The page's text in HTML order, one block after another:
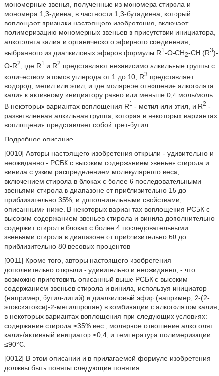
мономерные звенья, полученные из мономера стирола и
мономера 1,3-диена, в частности 1,3-бутадиена, который
воплощает признаки настоящего изобретения, включает
полимеризацию мономерных звеньев в присутствии инициатора,
алкоголята калия и органического эфирного соединения,
выбранного из диалкиловых эфиров формулы R1 -О-СН2-СН (R3)-
O-R2 , где R1 и R2 представляют независимо алкильные группы с
количеством атомов углерода от 1 до 10, R3 представляет
водород, метил или этил, и где молярное отношение алкоголята
калия к активному инициатору равно или меньше 0,4 моль/моль.
В некоторых вариантах воплощения R1 - метил или этил, и R2 -
разветвленная алкильная группа, которая в некоторых вариантах
воплощения представляет собой трет-бутил.
Подробное описание
[0010] Авторы настоящего изобретения открыли - удивительно и
неожиданно - РСБК с высоким содержанием звеньев стирола и
винила с узким распределением молекулярного веса,
включением стирола в блоках с более 6 последовательными
звеньями стирола в диапазоне от приблизительно 15 до
приблизительно 35%, и дополнительными свойствами,
описанными ниже. В некоторых вариантах воплощения РСБК с
высоким содержанием звеньев стирола и винила дополнительно
содержит стирол в блоках с более 4 последовательными
звеньями стирола в диапазоне от приблизительно 60 до
приблизительно 80 весовых процентов.
[0011] Кроме того, авторы настоящего изобретения
дополнительно открыли - удивительно и неожиданно, - что
возможно приготовить описанный выше РСБК с высоким
содержанием звеньев стирола и винила, используя инициатор
(например, бутил-литий) и диалкиловый эфир (например, 2-(2-
этоксиэтокси)-2-метилпропан) в комбинации с алкоголятом калия,
в некоторых вариантах воплощения при следующих условиях:
содержание стирола ≥35% вес.; молярное отношение алкоголят
калия/активный инициатор ≤0,4; и температура полимеризации
≤90°C.
[0012] В этом описании и в прилагаемой формуле изобретения
должны быть поняты следующие понятия.